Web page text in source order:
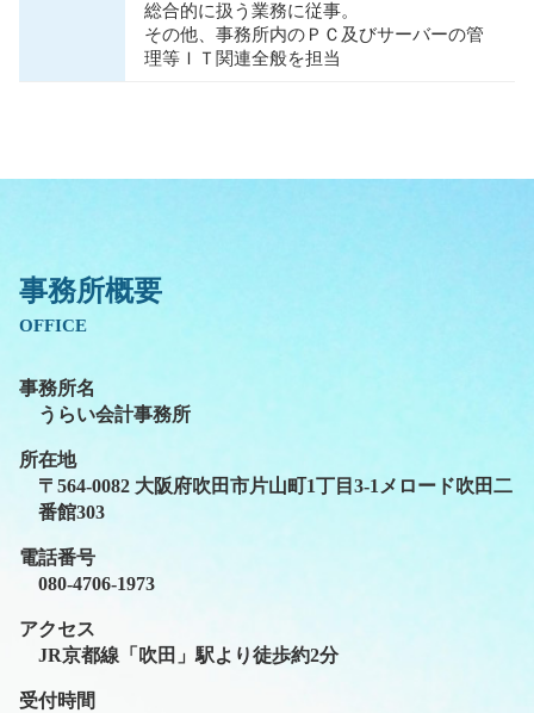
総合的に扱う業務に従事。
その他、事務所内のＰＣ及びサーバーの管
理等ＩＴ関連全般を担当
事務所概要
OFFICE
事務所名
うらい会計事務所
所在地
〒564-0082 大阪府吹田市片山町1丁目3-1メロード吹田二
番館303
電話番号
080-4706-1973
アクセス
JR京都線「吹田」駅より徒歩約2分
受付時間